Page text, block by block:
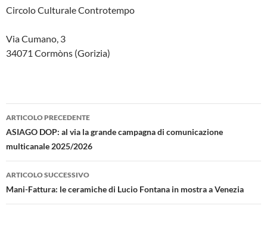
Circolo Culturale Controtempo
Via Cumano, 3
34071 Cormòns (Gorizia)
Navigazione
articolo
ARTICOLO PRECEDENTE
ASIAGO DOP: al via la grande campagna di comunicazione
multicanale 2025/2026
ARTICOLO SUCCESSIVO
Mani-Fattura: le ceramiche di Lucio Fontana in mostra a Venezia